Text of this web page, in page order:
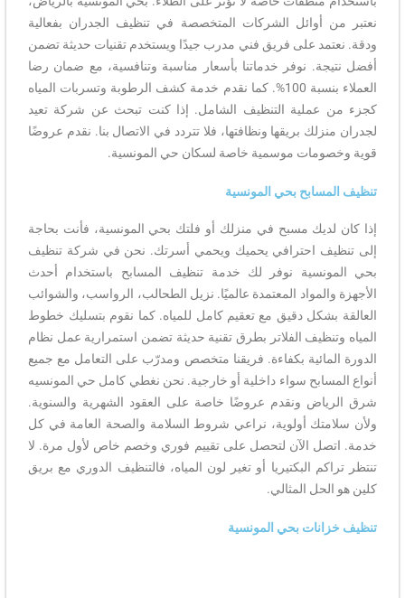
نعتبر من أوائل الشركات المتخصصة في تنظيف الجدران بفعالية
ودقة. نعتمد على فريق فني مدرب جيدًا ويستخدم تقنيات حديثة تضمن
أفضل نتيجة. نوفر خدماتنا بأسعار مناسبة وتنافسية، مع ضمان رضا
العملاء بنسبة 100%. كما نقدم خدمة كشف الرطوبة وتسربات المياه
كجزء من عملية التنظيف الشامل. إذا كنت تبحث عن شركة تعيد
لجدران منزلك بريقها ونظافتها، فلا تتردد في الاتصال بنا. نقدم عروضًا
قوية وخصومات موسمية خاصة لسكان حي المونسية.
تنظيف المسابح بحي المونسية
إذا كان لديك مسبح في منزلك أو فلتك بحي المونسية، فأنت بحاجة
إلى تنظيف احترافي يحميك ويحمي أسرتك. نحن في شركة تنظيف
بحي المونسية نوفر لك خدمة تنظيف المسابح باستخدام أحدث
الأجهزة والمواد المعتمدة عالميًا. نزيل الطحالب، الرواسب، والشوائب
العالقة بشكل دقيق مع تعقيم كامل للمياه. كما نقوم بتسليك خطوط
المياه وتنظيف الفلاتر بطرق تقنية حديثة تضمن استمرارية عمل نظام
الدورة المائية بكفاءة. فريقنا متخصص ومدرّب على التعامل مع جميع
أنواع المسابح سواء داخلية أو خارجية. نحن نغطي كامل حي المونسيه
شرق الرياض ونقدم عروضًا خاصة على العقود الشهرية والسنوية.
ولأن سلامتك أولوية، نراعي شروط السلامة والصحة العامة في كل
خدمة. اتصل الآن لتحصل على تقييم فوري وخصم خاص لأول مرة. لا
تنتظر تراكم البكتيريا أو تغير لون المياه، فالتنظيف الدوري مع بريق
كلين هو الحل المثالي.
تنظيف خزانات بحي المونسية